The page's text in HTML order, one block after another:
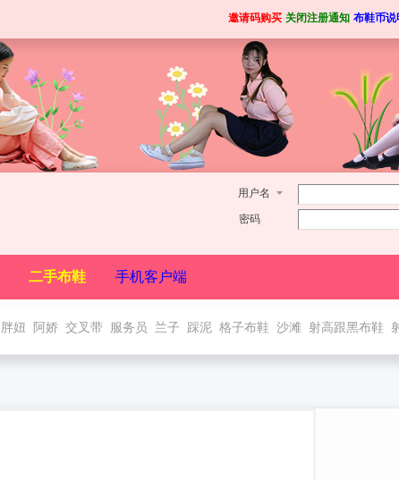
邀请码购买 关闭注册通知 布鞋币说
用户名
密码
二手布鞋 手机客户端
胖妞 阿娇 交叉带 服务员 兰子 踩泥 格子布鞋 沙滩 射高跟黑布鞋